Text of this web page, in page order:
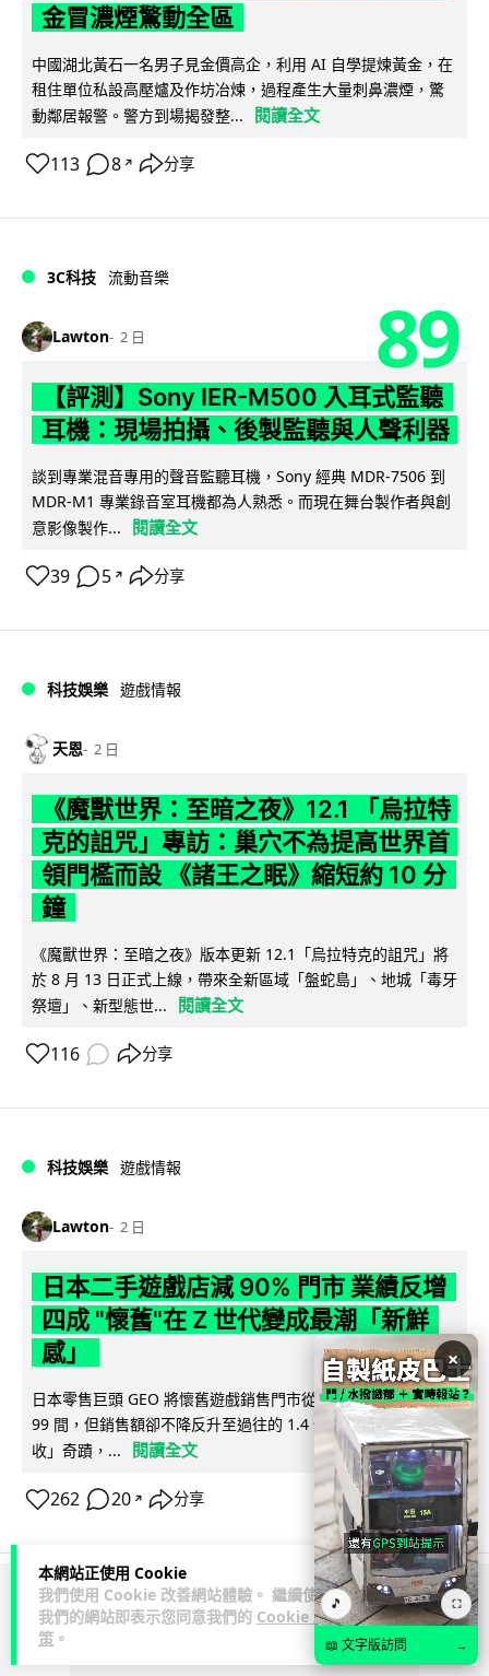
本網站正使用 Cookie
我們使用 Cookie 改善網站體驗。 繼續使用
我們的網站即表示您同意我們的 Cookie 政
策 。
金冒濃煙驚動全區
中國湖北黃石一名男子見金價高企，利用 AI 自學提煉黃金，在
租住單位私設高壓爐及作坊冶煉，過程產生大量刺鼻濃煙，驚
動鄰居報警。警方到場揭發整...
閱讀全文
113 8 ↗ 分享
3C科技 流動音樂
Lawton 2 日 89
【評測】Sony IER-M500 入耳式監聽
耳機：現場拍攝、後製監聽與人聲利器
談到專業混音專用的聲音監聽耳機，Sony 經典 MDR-7506 到
MDR-M1 專業錄音室耳機都為人熟悉。而現在舞台製作者與創
意影像製作...
閱讀全文
39 5 ↗ 分享
科技娛樂 遊戲情報
天恩 2 日
《魔獸世界：至暗之夜》12.1 「烏拉特
克的詛咒」專訪：巢穴不為提高世界首
領門檻而設 《諸王之眠》縮短約 10 分
鐘
《魔獸世界：至暗之夜》版本更新 12.1「烏拉特克的詛咒」將
於 8 月 13 日正式上線，帶來全新區域「盤蛇島」、地城「毒牙
祭壇」、新型態世...
閱讀全文
116 分享
科技娛樂 遊戲情報
Lawton 2 日
日本二手遊戲店減 90% 門市 業績反增
四成 "懷舊"在 Z 世代變成最潮「新鮮
感」
日本零售巨頭 GEO 將懷舊遊戲銷售門市從 1,000 間大幅減至
99 間，但銷售額卻不降反升至過往的 1.4 倍。做到「減店增
收」奇蹟，...
閱讀全文
262 20 ↗ 分享
ADVERTISEMENT
×
🎵 ⛶
📖 文字版訪問 →